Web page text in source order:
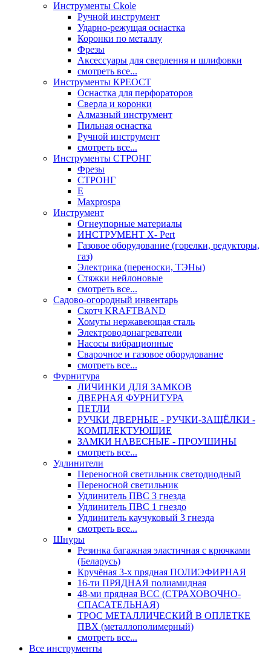
Инструменты Ckole
Ручной инструмент
Ударно‑режущая оснастка
Коронки по металлу
Фрезы
Аксессуары для сверления и шлифовки
смотреть все...
Инструменты КРЕОСТ
Оснастка для перфораторов
Сверла и коронки
Алмазный инструмент
Пильная оснастка
Ручной инструмент
смотреть все...
Инструменты СТРОНГ
Фрезы
СТРОНГ
Е
Maxprospa
Инструмент
Огнеупорные материалы
ИНСТРУМЕНТ X- Pert
Газовое оборудование (горелки, редукторы,
газ)
Электрика (переноски, ТЭНы)
Стяжки нейлоновые
смотреть все...
Садово-огородный инвентарь
Скотч KRAFTBAND
Хомуты нержавеющая сталь
Электроводонагреватели
Насосы вибрационные
Сварочное и газовое оборудование
смотреть все...
Фурнитура
ЛИЧИНКИ ДЛЯ ЗАМКОВ
ДВЕРНАЯ ФУРНИТУРА
ПЕТЛИ
РУЧКИ ДВЕРНЫЕ - РУЧКИ-ЗАЩЁЛКИ -
КОМПЛЕКТУЮЩИЕ
ЗАМКИ НАВЕСНЫЕ - ПРОУШИНЫ
смотреть все...
Удлинители
Переносной светильник светодиодный
Переносной светильник
Удлинитель ПВС 3 гнезда
Удлинитель ПВС 1 гнездо
Удлинитель каучуковый 3 гнезда
смотреть все...
Шнуры
Резинка багажная эластичная с крючками
(Беларусь)
Кручёная 3-х прядная ПОЛИЭФИРНАЯ
16-ти ПРЯДНАЯ полиамидная
48-ми прядная ВСС (СТРАХОВОЧНО-
СПАСАТЕЛЬНАЯ)
ТРОС МЕТАЛЛИЧЕСКИЙ В ОПЛЕТКЕ
ПВХ (металлополимерный)
смотреть все...
Все инструменты